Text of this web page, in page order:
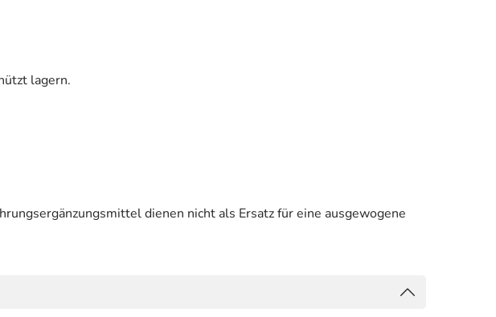
lagern.
dienen nicht als Ersatz für eine ausgewogene